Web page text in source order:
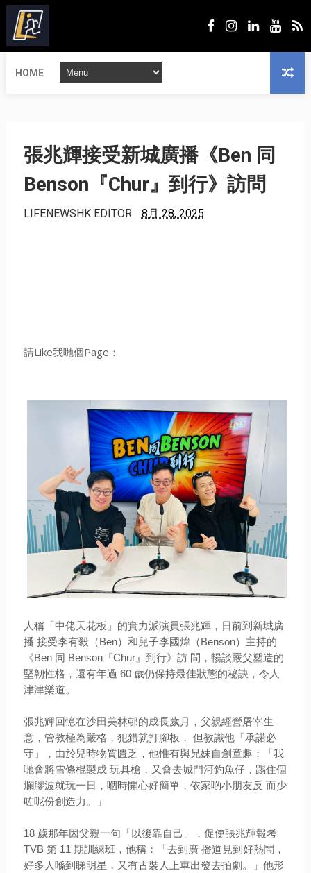
HOME
張兆輝接受新城廣播《Ben 同
Benson『Chur』到行》訪問
LIFENEWSHK EDITOR 8月 28, 2025
請Like我哋個Page：
人稱「中佬天花板」的實力派演員張兆輝，日前到新城廣
播 接受李有毅（Ben）和兒子李國煒（Benson）主持的
《Ben 同 Benson『Chur』到行》訪 問，暢談嚴父塑造的
堅韌性格，還有年過 60 歲仍保持最佳狀態的秘訣，令人
津津樂道。
張兆輝回憶在沙田美林邨的成長歲月，父親經營屠宰生
意，管教極為嚴格，犯錯就打腳板， 但教識他「承諾必
守」，由於兒時物質匱乏，他惟有與兄妹自創童趣：「我
哋會將雪條棍製成 玩具槍，又會去城門河釣魚仔，踢住個
爛膠波就玩一日，嗰時開心好簡單，依家啲小朋友反 而少
咗呢份創造力。」
18 歲那年因父親一句「以後靠自己」，促使張兆輝報考
TVB 第 11 期訓練班，他稱：「去到廣 播道見到好熱鬧，
好多人喺到睇明星，又有古裝人上車出發去拍劇。」他形